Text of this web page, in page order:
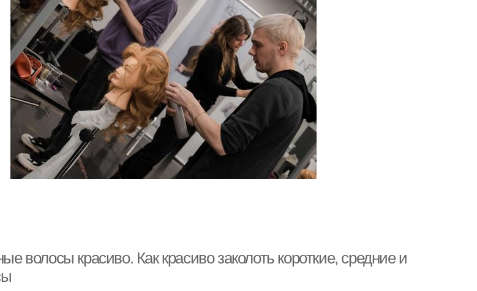
волос
волосами
Прическа в греческом
стиле
Корзиночка из волос
Прически на основе Повседневная прическа
Прически с косами Прически в школу
волосы красиво. Как красиво заколоть короткие, средние и